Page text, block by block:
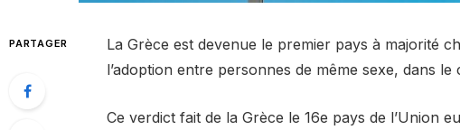
PARTAGER
La Grèce est devenue le premier pays à majorité
l’adoption entre personnes de même sexe, dans le
Ce verdict fait de la Grèce le 16e pays de l’Union